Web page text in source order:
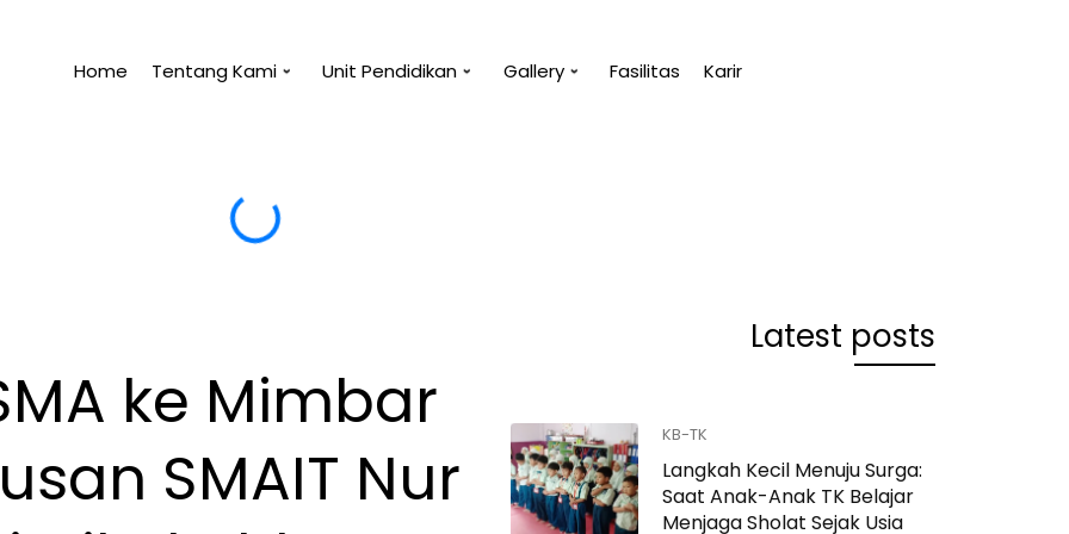
Home Tentang Kami Unit Pendidikan Gallery Fasilitas Karir
ke Mimbar
SMAIT Nur
Latest posts
KB-TK
Langkah Kecil Menuju Surga:
Saat Anak-Anak TK Belajar
Menjaga Sholat Sejak Usia